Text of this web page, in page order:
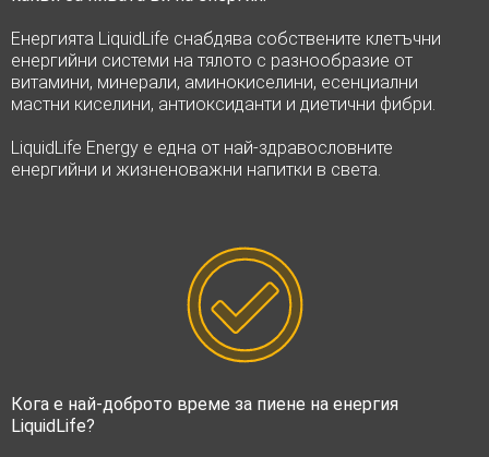
Енергията LiquidLife снабдява собствените клетъчни
енергийни системи на тялото с разнообразие от
витамини, минерали, аминокиселини, есенциални
мастни киселини, антиоксиданти и диетични фибри.
LiquidLife Energy е една от най-здравословните
енергийни и жизненоважни напитки в света.
Кога е най-доброто време за пиене на енергия
LiquidLife?